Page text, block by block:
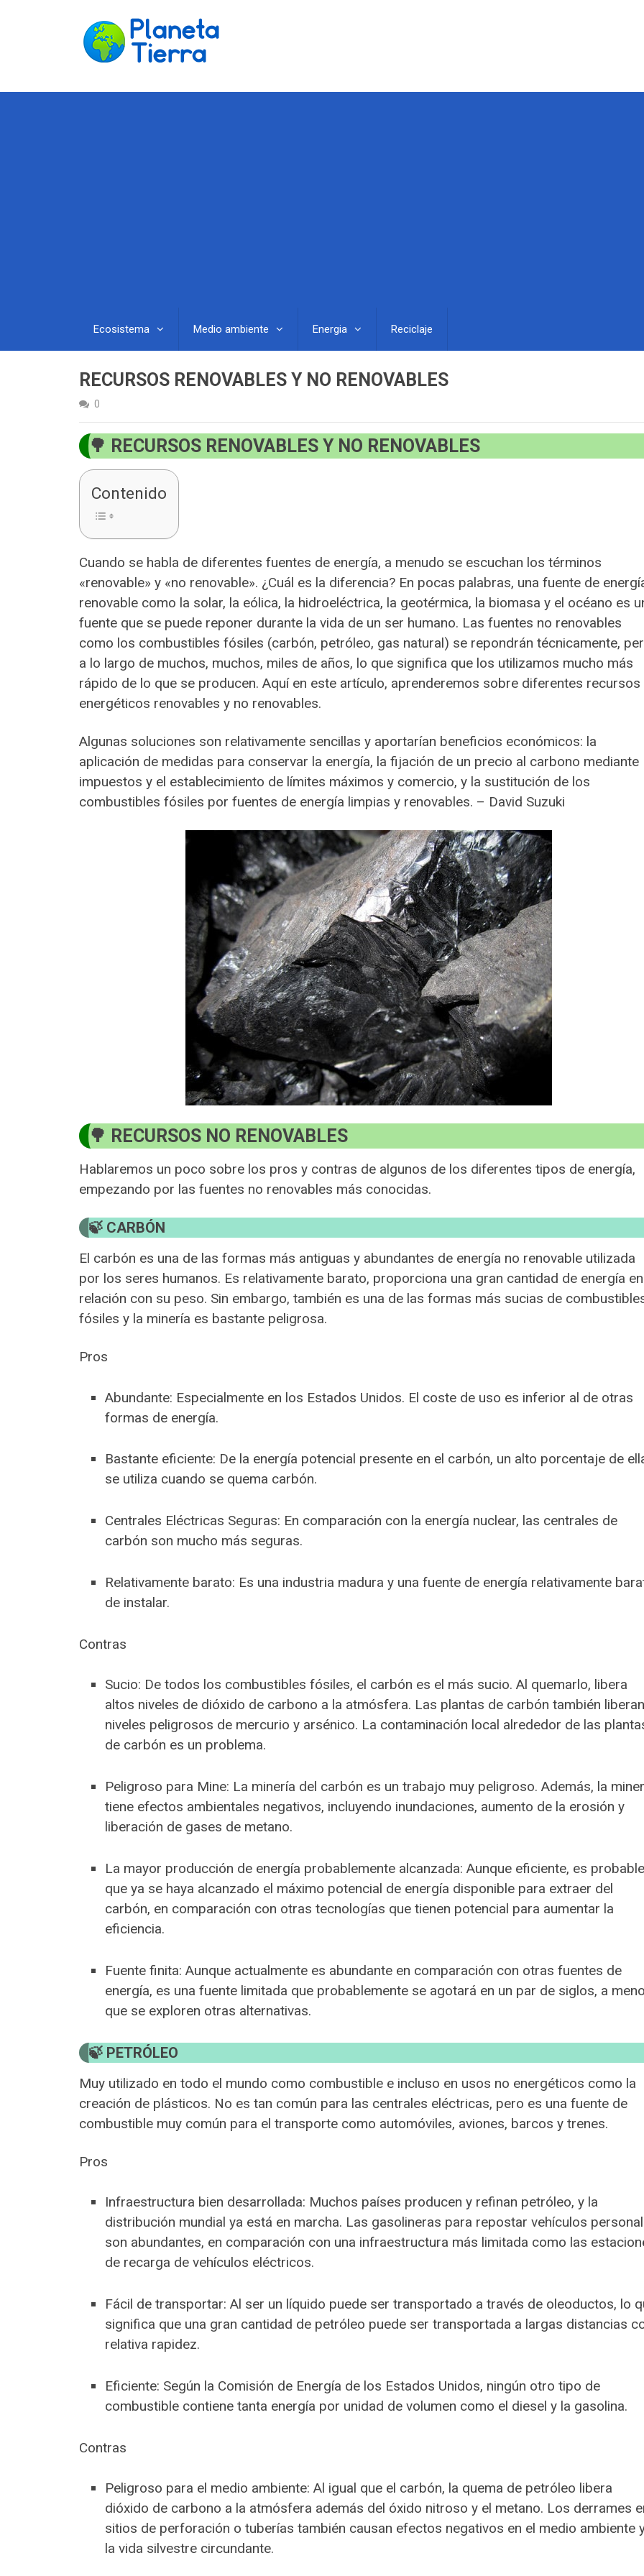
Ecosistema Medio ambiente Energia Reciclaje
RECURSOS RENOVABLES Y NO RENOVABLES
0
RECURSOS RENOVABLES Y NO RENOVABLES
Contenido
Cuando se habla de diferentes fuentes de energía, a menudo se escuchan los términos
«renovable» y «no renovable». ¿Cuál es la diferencia? En pocas palabras, una fuente de
renovable como la solar, la eólica, la hidroeléctrica, la geotérmica, la biomasa y el océano es
fuente que se puede reponer durante la vida de un ser humano. Las fuentes no renovables
como los combustibles fósiles (carbón, petróleo, gas natural) se repondrán técnicamente,
a lo largo de muchos, muchos, miles de años, lo que significa que los utilizamos mucho más
rápido de lo que se producen. Aquí en este artículo, aprenderemos sobre diferentes recursos
energéticos renovables y no renovables.
Algunas soluciones son relativamente sencillas y aportarían beneficios económicos: la
aplicación de medidas para conservar la energía, la fijación de un precio al carbono mediante
impuestos y el establecimiento de límites máximos y comercio, y la sustitución de los
combustibles fósiles por fuentes de energía limpias y renovables. – David Suzuki
RECURSOS NO RENOVABLES
Hablaremos un poco sobre los pros y contras de algunos de los diferentes tipos de energía,
empezando por las fuentes no renovables más conocidas.
CARBÓN
El carbón es una de las formas más antiguas y abundantes de energía no renovable utilizada
por los seres humanos. Es relativamente barato, proporciona una gran cantidad de energía en
relación con su peso. Sin embargo, también es una de las formas más sucias de
fósiles y la minería es bastante peligrosa.
Pros
Abundante: Especialmente en los Estados Unidos. El coste de uso es inferior al de otras
formas de energía.
Bastante eficiente: De la energía potencial presente en el carbón, un alto porcentaje de
se utiliza cuando se quema carbón.
Centrales Eléctricas Seguras: En comparación con la energía nuclear, las centrales de
carbón son mucho más seguras.
Relativamente barato: Es una industria madura y una fuente de energía relativamente
de instalar.
Contras
Sucio: De todos los combustibles fósiles, el carbón es el más sucio. Al quemarlo, libera
altos niveles de dióxido de carbono a la atmósfera. Las plantas de carbón también liberan
niveles peligrosos de mercurio y arsénico. La contaminación local alrededor de las
de carbón es un problema.
Peligroso para Mine: La minería del carbón es un trabajo muy peligroso. Además, la
tiene efectos ambientales negativos, incluyendo inundaciones, aumento de la erosión y
liberación de gases de metano.
La mayor producción de energía probablemente alcanzada: Aunque eficiente, es probable
que ya se haya alcanzado el máximo potencial de energía disponible para extraer del
carbón, en comparación con otras tecnologías que tienen potencial para aumentar la
eficiencia.
Fuente finita: Aunque actualmente es abundante en comparación con otras fuentes de
energía, es una fuente limitada que probablemente se agotará en un par de siglos, a
que se exploren otras alternativas.
PETRÓLEO
Muy utilizado en todo el mundo como combustible e incluso en usos no energéticos como la
creación de plásticos. No es tan común para las centrales eléctricas, pero es una fuente de
combustible muy común para el transporte como automóviles, aviones, barcos y trenes.
Pros
Infraestructura bien desarrollada: Muchos países producen y refinan petróleo, y la
distribución mundial ya está en marcha. Las gasolineras para repostar vehículos
son abundantes, en comparación con una infraestructura más limitada como las
de recarga de vehículos eléctricos.
Fácil de transportar: Al ser un líquido puede ser transportado a través de oleoductos, lo
significa que una gran cantidad de petróleo puede ser transportada a largas distancias
relativa rapidez.
Eficiente: Según la Comisión de Energía de los Estados Unidos, ningún otro tipo de
combustible contiene tanta energía por unidad de volumen como el diesel y la gasolina.
Contras
Peligroso para el medio ambiente: Al igual que el carbón, la quema de petróleo libera
dióxido de carbono a la atmósfera además del óxido nitroso y el metano. Los derrames
sitios de perforación o tuberías también causan efectos negativos en el medio ambiente
la vida silvestre circundante.